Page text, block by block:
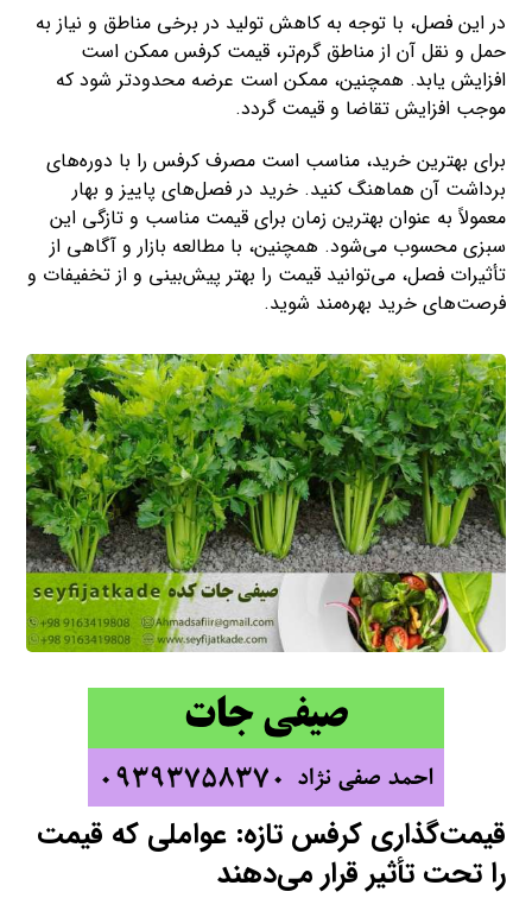
در این فصل، با توجه به کاهش تولید در برخی مناطق و نیاز به
حمل و نقل آن از مناطق گرم‌تر، قیمت کرفس ممکن است
افزایش یابد. همچنین، ممکن است عرضه محدود‌تر شود که
موجب افزایش تقاضا و قیمت گردد.
برای بهترین خرید، مناسب است مصرف کرفس را با دوره‌های
برداشت آن هماهنگ کنید. خرید در فصل‌های پاییز و بهار
معمولاً به عنوان بهترین زمان برای قیمت مناسب و تازگی این
سبزی محسوب می‌شود. همچنین، با مطالعه بازار و آگاهی از
تأثیرات فصل، می‌توانید قیمت را بهتر پیش‌بینی و از تخفیفات و
فرصت‌های خرید بهره‌مند شوید.
قیمت‌گذاری کرفس تازه: عواملی که قیمت
را تحت تأثیر قرار می‌دهند